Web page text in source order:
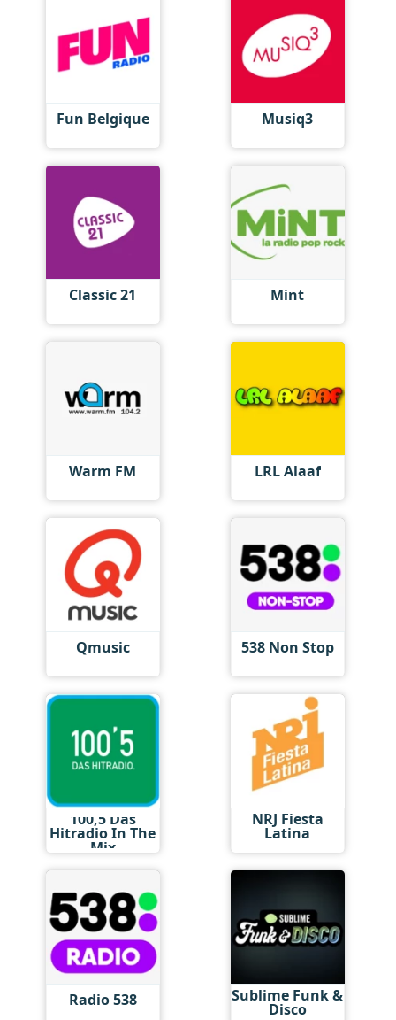
Fun Belgique Musiq3
Classic 21 Mint
Warm FM LRL Alaaf
Qmusic 538 Non Stop
100,5 Das
Hitradio In The
Mix
NRJ Fiesta
Latina
Radio 538 Sublime Funk &
Disco